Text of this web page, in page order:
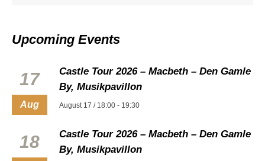
Upcoming Events
17
Aug
Castle Tour 2026 – Macbeth – Den Gamle
By, Musikpavillon
August 17 / 18:00 - 19:30
18
Castle Tour 2026 – Macbeth – Den Gamle
By, Musikpavillon